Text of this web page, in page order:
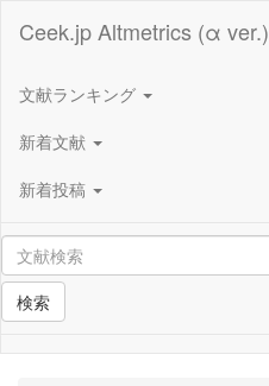
Ceek.jp Altmetrics (α ver.)
文献ランキング
新着文献
新着投稿
検索